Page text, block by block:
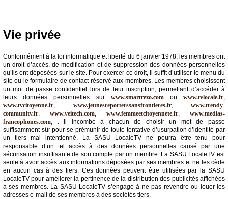
Vie privée
Conformément à la loi informatique et liberté du 6 janvier 1978, les membres ont
un droit d’accès, de modification et de suppression des données personnelles
qu’ils ont déposées sur le site. Pour exercer ce droit, il suffit d’utiliser le menu du
site ou le formulaire de contact réservé aux membres. Les membres choisissent
un mot de passe confidentiel lors de leur inscription, permettant d’accéder à
leurs données personnelles sur www.smartrezo.comouwww.tvlocale.fr
www.tvcitoyenne.fr
www.jeunesreporterssansfrontieres.fr, www.trendy-
community.fr
www.veitech.com www.femmeetcitoyennete.fr
www.medias-
francophones.com , . Il incombe à chacun de choisir un mot de passe
suffisamment sûr pour se prémunir de toute tentative d’usurpation d’identité par
un tiers mal intentionné. La SASU LocaleTV ne pourra être tenu pour
responsable d’un tel accès à des données personnelles causé par une
sécurisation insuffisante de son compte par un membre. La SASU LocaleTV est
seule à avoir accès aux informations déposées par ses membres et ne les cède
en aucun cas à des tiers. Ces données peuvent être utilisées par la SASU
LocaleTV pour améliorer la pertinence de la distribution des publicités affichées
à ses membres. La SASU LocaleTV s’engage à ne pas revendre ou louer les
adresses e-mail de ses membres à des sociétés tiers.